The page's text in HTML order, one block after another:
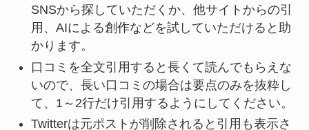
SNSから探していただくか、他サイトからの引
用、AIによる創作などを試していただけると助
かります。
口コミを全文引用すると長くて読んでもらえな
いので、長い口コミの場合は要点のみを抜粋し
て、1～2行だけ引用するようにしてください。
Twitterは元ポストが削除されると引用も表示さ